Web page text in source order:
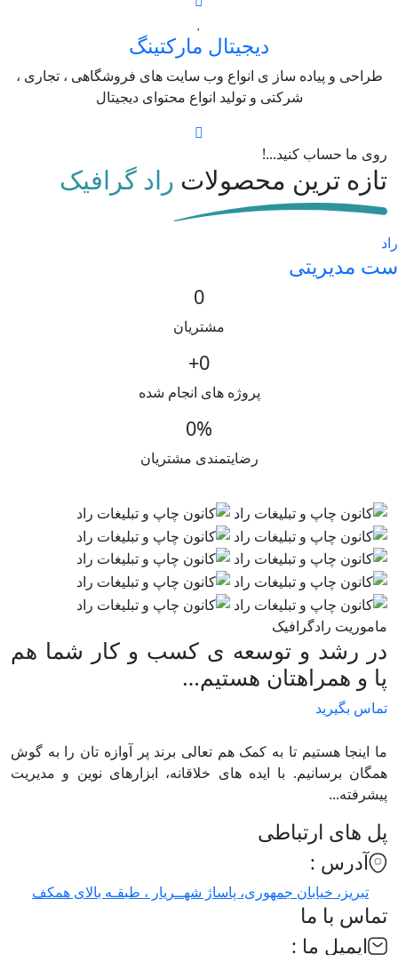
دیجیتال مارکتینگ
طراحی و پیاده ساز ی انواع وب سایت های فروشگاهی ، تجاری ،
شرکتی و تولید انواع محتوای دیجیتال
روی ما حساب کنید...!
تازه ترین محصولات راد گرافیک
راد
ست مدیریتی
0
مشتریان
0
+
پروژه های انجام شده
0%
رضایتمندی مشتریان
ماموریت رادگرافیک
در رشد و توسعه ی کسب و کار شما هم
پا و همراهتان هستیم…
تماس بگیرید
ما اینجا هستیم تا به کمک هم تعالی برند پر آوازه تان را به گوش
همگان برسانیم. با ایده های خلاقانه، ابزارهای نوین و مدیریت
پیشرفته...
پل های ارتباطی
آدرس :
تبریز، خیابان جمهوری، پاساژ شهــریار ، طبقـه بالای همکف
تماس با ما
ایمیل ما :